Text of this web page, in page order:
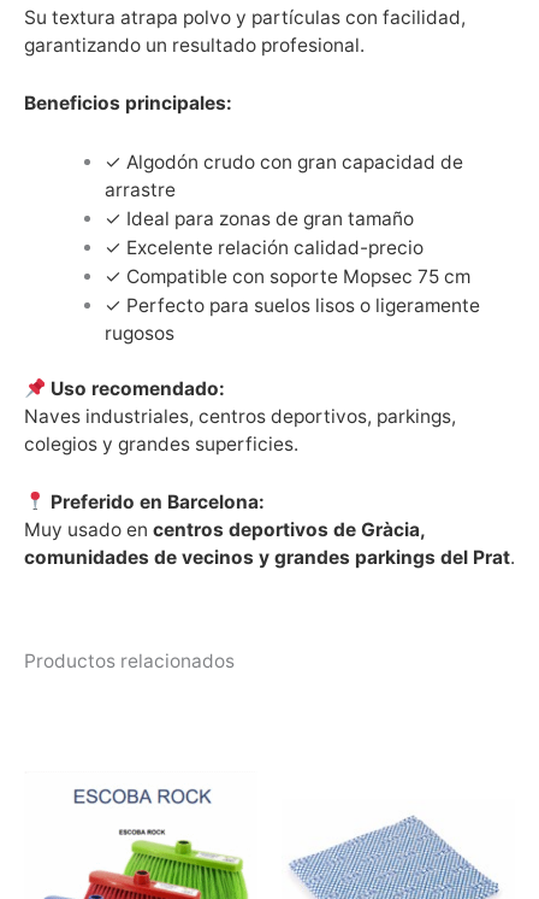
Su textura atrapa polvo y partículas con facilidad,
garantizando un resultado profesional.
Beneficios principales:
✓ Algodón crudo con gran capacidad de
arrastre
✓ Ideal para zonas de gran tamaño
✓ Excelente relación calidad-precio
✓ Compatible con soporte Mopsec 75 cm
✓ Perfecto para suelos lisos o ligeramente
rugosos
Uso recomendado:
Naves industriales, centros deportivos, parkings,
colegios y grandes superficies.
Preferido en Barcelona:
Muy usado en centros deportivos de Gràcia,
comunidades de vecinos y grandes parkings del Prat.
Productos relacionados